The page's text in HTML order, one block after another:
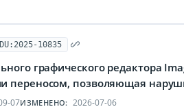
10835
графического редактора
переносом, позволяющая
07ИЗМЕНЕНО: 2026-07-06